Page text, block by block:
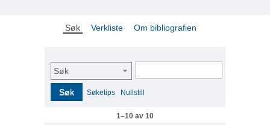
Søk Verkliste Om bibliografien
Søk
Søk Søketips Nullstill
1–10 av 10